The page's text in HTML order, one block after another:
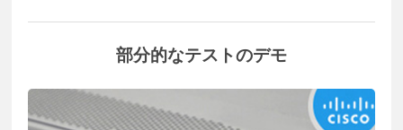
部分的なテストのデモ